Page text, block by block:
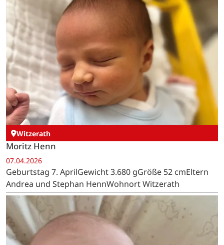
Witzerath
Moritz Henn
07.04.2026
Geburtstag 7. AprilGewicht 3.680 gGröße 52 cmEltern
Andrea und Stephan HennWohnort Witzerath